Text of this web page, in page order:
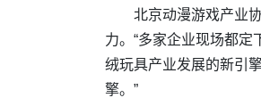
北京动漫游戏产业
力。“多家企业现场都
绒玩具产业发展的新引
擎。”